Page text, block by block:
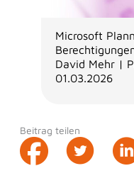
Microsoft
David Mehr |
01.03.2026
Beitrag teilen